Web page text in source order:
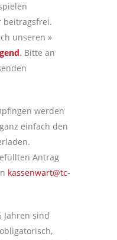
beitragsfrei.
unseren »
. Bitte an
werden
einfach den
Antrag
kassenwart@tc-
Jahren sind